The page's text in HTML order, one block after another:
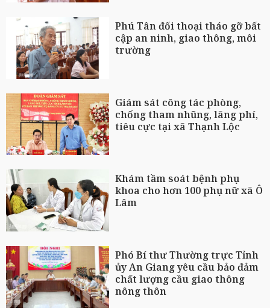
Phú Tân đối thoại tháo gỡ bất
cập an ninh, giao thông, môi
trường
Giám sát công tác phòng,
chống tham nhũng, lãng phí,
tiêu cực tại xã Thạnh Lộc
Khám tầm soát bệnh phụ
khoa cho hơn 100 phụ nữ xã Ô
Lâm
Phó Bí thư Thường trực Tỉnh
ủy An Giang yêu cầu bảo đảm
chất lượng cầu giao thông
nông thôn